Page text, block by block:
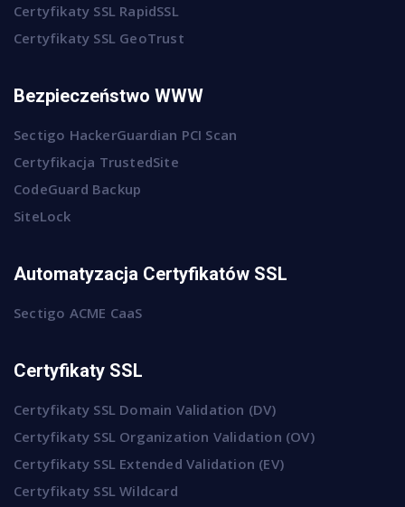
Certyfikaty SSL RapidSSL
Certyfikaty SSL GeoTrust
Bezpieczeństwo WWW
Sectigo HackerGuardian PCI Scan
Certyfikacja TrustedSite
CodeGuard Backup
SiteLock
Automatyzacja Certyfikatów SSL
Sectigo ACME CaaS
Certyfikaty SSL
Certyfikaty SSL Domain Validation (DV)
Certyfikaty SSL Organization Validation (OV)
Certyfikaty SSL Extended Validation (EV)
Certyfikaty SSL Wildcard